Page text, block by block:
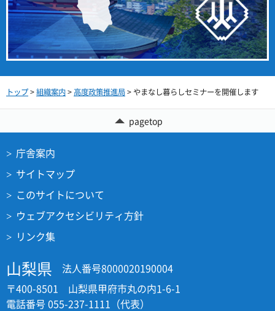
トップ>組織案内>高度政策推進局> やまなし暮らしセミナーを開催します
pagetop
庁舎案内
サイトマップ
このサイトについて
ウェブアクセシビリティ方針
リンク集
山梨県
法人番号8000020190004
〒400-8501 山梨県甲府市丸の内1-6-1
電話番号 055-237-1111（代表）